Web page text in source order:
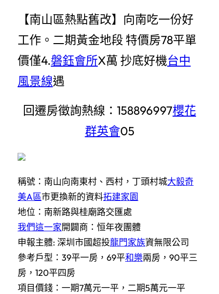
【南山區熱點舊改】向南吃一份好
工作。二期黃金地段 特價房78平單
價僅4.磐鈺會所X萬 抄底好機台中
風景線遇
回遷房徵詢熱線：158896997櫻花
群英會05
稱號：南山向南東村、西村，丁頭村城大毅奇
美A區市更換新的資料拓建家園
地位：南新路與桂廟路交匯處
我們這一家開闢商：恒年夜團體
申報主體: 深圳市國超投龍門家族資無限公司
參考戶型：39平一房，69平和樂兩房，90平三
房，120平四房
項目價錢：一期7萬元一平，二期5萬元一平